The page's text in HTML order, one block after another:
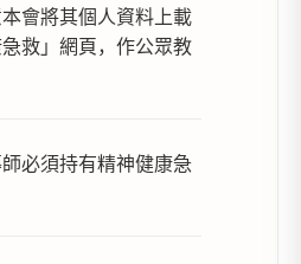
會將其個人資料上載
救」網頁，作公眾教
必須持有精神健康急